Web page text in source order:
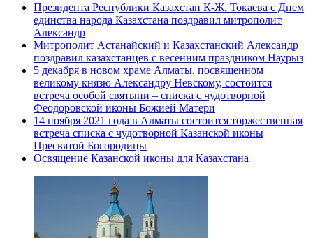
Президента Республики Казахстан К-Ж. Токаева с Днем
единства народа Казахстана поздравил митрополит
Александр
Митрополит Астанайский и Казахстанский Александр
поздравил казахстанцев с весенним праздником Наурыз
5 декабря в новом храме Алматы, посвященном
великому князю Александру Невскому, состоится
встреча особой святыни – списка с чудотворной
Феодоровской иконы Божией Матери
14 ноября 2021 года в Алматы состоится торжественная
встреча списка с чудотворной Казанской иконы
Пресвятой Богородицы
Освящение Казанской иконы для Казахстана